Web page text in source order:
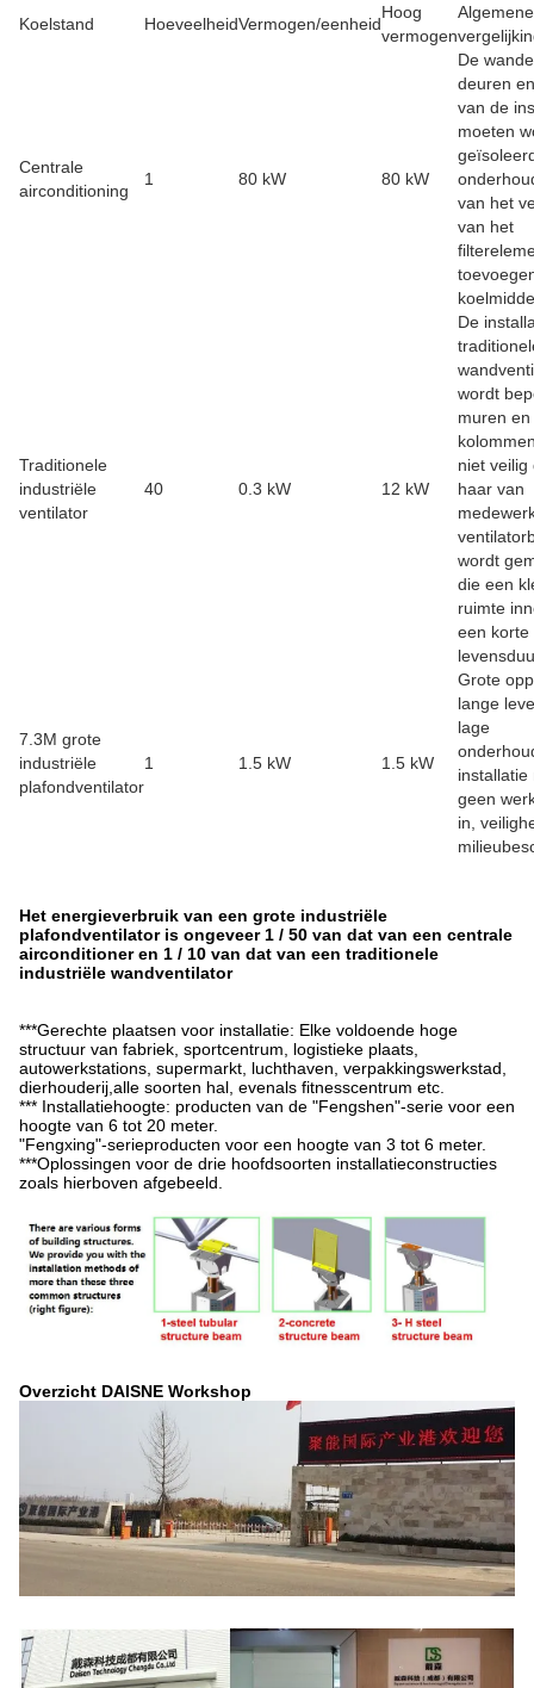
Koelstand HoeveelheidVermogen/eenheid
Hoog
vermogen
Algemene
Centrale
airconditioning
1 80 kW 80 kW
De
deuren
van de
moeten
van het
van het
Traditionele
industriële
ventilator
40 0.3 kW 12 kW
De
wordt
muren en
niet veilig
haar van
wordt
die een
ruimte
een korte
7.3M grote
industriële
plafondventilator
1 1.5 kW 1.5 kW
Grote
lange
lage
installatie
geen
in,
Het energieverbruik van een grote industriële
plafondventilator is ongeveer 1 / 50 van dat van een centrale
airconditioner en 1 / 10 van dat van een traditionele
industriële wandventilator
***Gerechte plaatsen voor installatie: Elke voldoende hoge
structuur van fabriek, sportcentrum, logistieke plaats,
autowerkstations, supermarkt, luchthaven, verpakkingswerkstad,
dierhouderij,alle soorten hal, evenals fitnesscentrum etc.
*** Installatiehoogte: producten van de "Fengshen"-serie voor een
hoogte van 6 tot 20 meter.
"Fengxing"-serieproducten voor een hoogte van 3 tot 6 meter.
***Oplossingen voor de drie hoofdsoorten installatieconstructies
zoals hierboven afgebeeld.
Overzicht DAISNE Workshop